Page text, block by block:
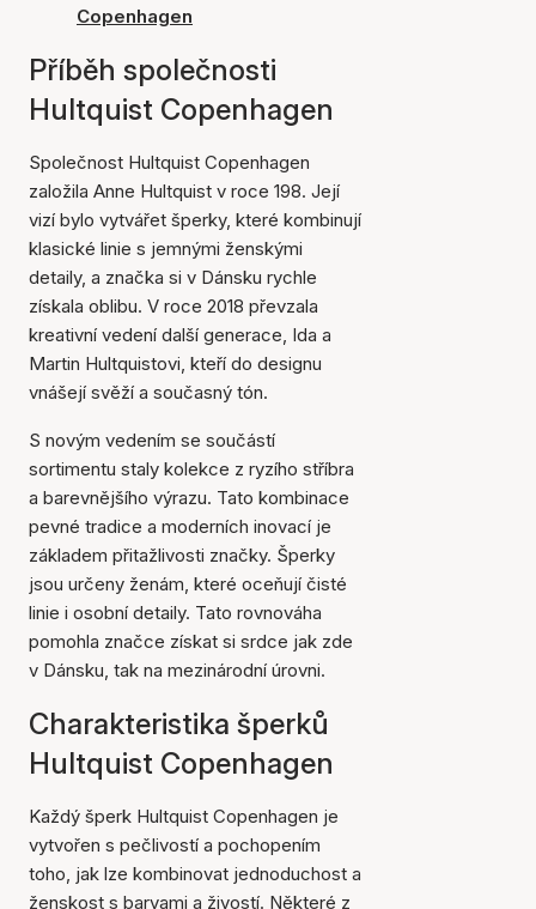
Copenhagen
Příběh společnosti
Hultquist Copenhagen
Společnost Hultquist Copenhagen
založila Anne Hultquist v roce 198. Její
vizí bylo vytvářet šperky, které kombinují
klasické linie s jemnými ženskými
detaily, a značka si v Dánsku rychle
získala oblibu. V roce 2018 převzala
kreativní vedení další generace, Ida a
Martin Hultquistovi, kteří do designu
vnášejí svěží a současný tón.
S novým vedením se součástí
sortimentu staly kolekce z ryzího stříbra
a barevnějšího výrazu. Tato kombinace
pevné tradice a moderních inovací je
základem přitažlivosti značky. Šperky
jsou určeny ženám, které oceňují čisté
linie i osobní detaily. Tato rovnováha
pomohla značce získat si srdce jak zde
v Dánsku, tak na mezinárodní úrovni.
Charakteristika šperků
Hultquist Copenhagen
Každý šperk Hultquist Copenhagen je
vytvořen s pečlivostí a pochopením
toho, jak lze kombinovat jednoduchost a
ženskost s barvami a živostí. Některé z